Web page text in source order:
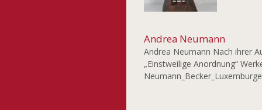
Andrea Neumann
Andrea Neumann Nach ihrer
„Einstweilige Anordnung“